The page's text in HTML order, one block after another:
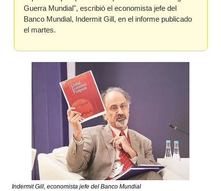
Guerra Mundial", escribió el economista jefe del
Banco Mundial, Indermit Gill, en el informe publicado
el martes.
Indermit Gill, economista jefe del Banco Mundial